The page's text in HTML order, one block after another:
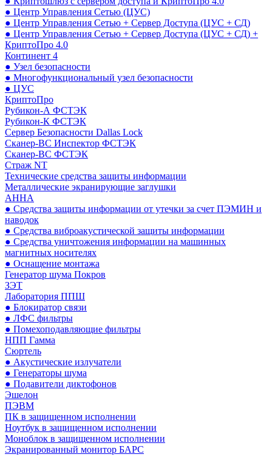
● Центр Управления Сетью (ЦУС)
● Центр Управления Сетью + Сервер Доступа (ЦУС + СД)
● Центр Управления Сетью + Сервер Доступа (ЦУС + СД) +
КриптоПро 4.0
Континент 4
● Узел безопасности
● Многофункциональный узел безопасности
● ЦУС
КриптоПро
Рубикон-А ФСТЭК
Рубикон-К ФСТЭК
Сервер Безопасности Dallas Lock
Сканер-ВС Инспектор ФСТЭК
Сканер-ВС ФСТЭК
Страж NT
Технические средства защиты информации
Металлические экранирующие заглушки
АННА
● Средства защиты информации от утечки за счет ПЭМИН и
наводок
● Средства виброакустической защиты информации
● Средства уничтожения информации на машинных
магнитных носителях
● Оснащение монтажа
Генератор шума Покров
ЗЭТ
Лаборатория ППШ
● Блокиратор связи
● ЛФС фильтры
● Помехоподавляющие фильтры
НПП Гамма
Сюртель
● Акустические излучатели
● Генераторы шума
● Подавители диктофонов
Эшелон
ПЭВМ
ПК в защищенном исполнении
Ноутбук в защищенном исполнении
Моноблок в защищенном исполнении
Экранированный монитор БАРС